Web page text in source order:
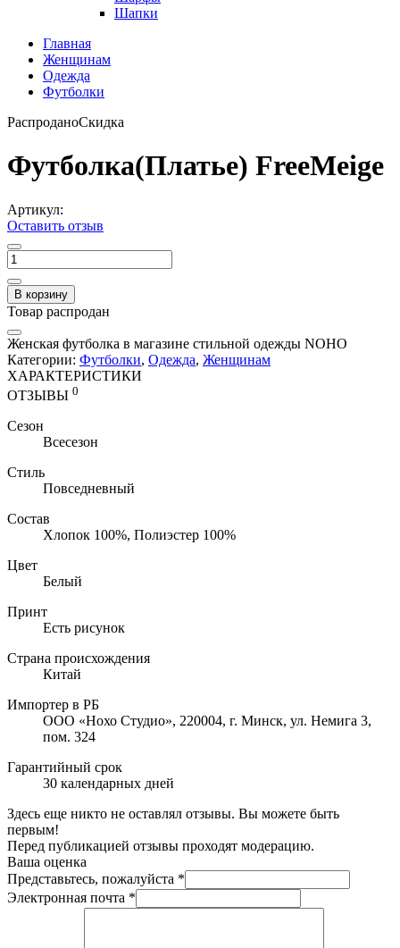
Шапки
Главная
Женщинам
Одежда
Футболки
РаспроданоСкидка
Футболка(Платье) FreeMeige
Артикул:
Оставить отзыв
В корзину
Товар распродан
Женская футболка в магазине стильной одежды NOHO
Категории: Футболки, Одежда, Женщинам
ХАРАКТЕРИСТИКИ
ОТЗЫВЫ 0
Сезон
Всесезон
Стиль
Повседневный
Состав
Хлопок 100%, Полиэстер 100%
Цвет
Белый
Принт
Есть рисунок
Страна происхождения
Китай
Импортер в РБ
ООО «Нохо Студио», 220004, г. Минск, ул. Немига 3,
пом. 324
Гарантийный срок
30 календарных дней
Здесь еще никто не оставлял отзывы. Вы можете быть
первым!
Перед публикацией отзывы проходят модерацию.
Ваша оценка
Представьтесь, пожалуйста *
Электронная почта *